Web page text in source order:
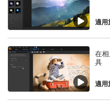
適用
在
具
適用